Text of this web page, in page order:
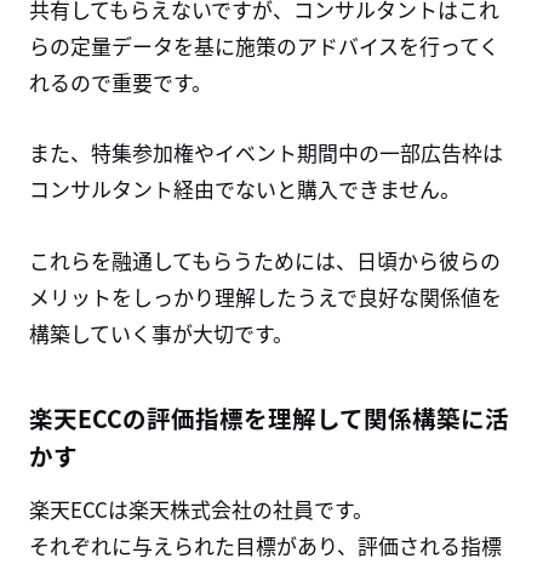
共有してもらえないですが、コンサルタントはこれ
らの定量データを基に施策のアドバイスを行ってく
れるので重要です。
また、特集参加権やイベント期間中の一部広告枠は
コンサルタント経由でないと購入できません。
これらを融通してもらうためには、日頃から彼らの
メリットをしっかり理解したうえで良好な関係値を
構築していく事が大切です。
楽天ECCの評価指標を理解して関係構築に活
かす
楽天ECCは楽天株式会社の社員です。
それぞれに与えられた目標があり、評価される指標